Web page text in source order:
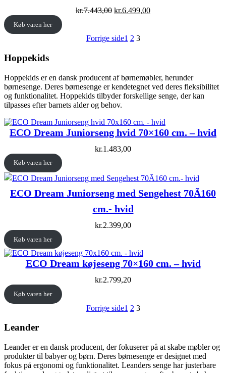
kr.7.443,00 Original
kr.7.443,00.
kr.6.499,00Current
Køb varen her
Forrige side1 2 3
Hoppekids
Hoppekids er en dansk producent af børnemøbler, herunder
børnesenge. Deres børnesenge er kendetegnet ved deres fleksibilitet
og funktionalitet. Hoppekids tilbyder forskellige senge, der kan
tilpasses efter barnets alder og behov.
ECO Dream Juniorseng hvid 70×160 cm. – hvid
kr.1.483,00
Køb varen her
ECO Dream Juniorseng med Sengehest 70Ã160
cm.- hvid
kr.2.399,00
Køb varen her
ECO Dream køjeseng 70×160 cm. – hvid
kr.2.799,20
Køb varen her
Forrige side1 2 3
Leander
Leander er en dansk producent, der fokuserer på at skabe møbler og
produkter til babyer og børn. Deres børnesenge er designet med
fokus på ergonomi og funktionalitet. Leanders senge har justerbare